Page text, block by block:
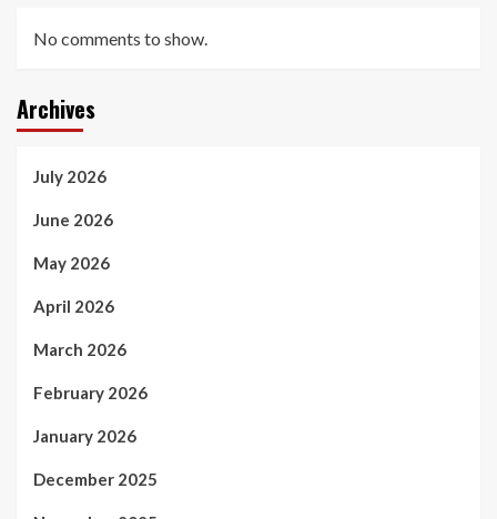
No comments to show.
Archives
July 2026
June 2026
May 2026
April 2026
March 2026
February 2026
January 2026
December 2025